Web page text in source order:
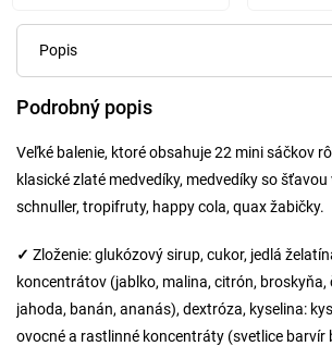
Popis
Podrobný popis
Veľké balenie, ktoré obsahuje 22 mini sáčkov
klasické zlaté medvedíky, medvedíky so
schnuller, tropifruty, happy cola, quax žabičky.
✓ Zloženie: glukózový sirup, cukor, jedlá
koncentrátov (jablko, malina, citrón, broskyňa,
jahoda, banán, ananás), dextróza, kyselina:
ovocné a rastlinné koncentráty (svetlice barvír